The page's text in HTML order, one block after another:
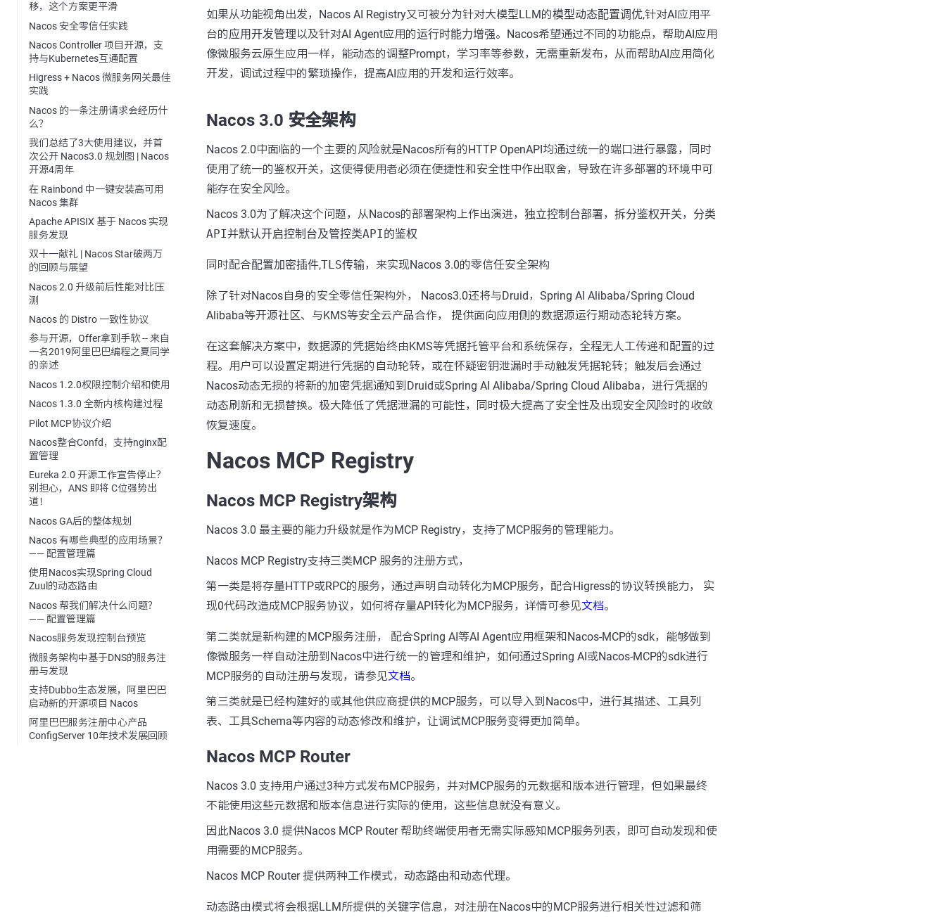
移，这个方案更平滑
Nacos 安全零信任实践
Nacos Controller 项目开源，支
持与Kubernetes互通配置
Higress + Nacos 微服务网关最佳
实践
Nacos 的一条注册请求会经历什
么？
我们总结了3大使用建议，并首
次公开 Nacos3.0 规划图 | Nacos
开源4周年
在 Rainbond 中一键安装高可用
Nacos 集群
Apache APISIX 基于 Nacos 实现
服务发现
双十一献礼 | Nacos Star破两万
的回顾与展望
Nacos 2.0 升级前后性能对比压
测
Nacos 的 Distro 一致性协议
参与开源，Offer拿到手软 -- 来自
一名2019阿里巴巴编程之夏同学
的亲述
Nacos 1.2.0权限控制介绍和使用
Nacos 1.3.0 全新内核构建过程
Pilot MCP协议介绍
Nacos整合Confd，支持nginx配
置管理
Eureka 2.0 开源工作宣告停止？
别担心，ANS 即将 C位强势出
道！
Nacos GA后的整体规划
Nacos 有哪些典型的应用场景？
—— 配置管理篇
使用Nacos实现Spring Cloud
Zuul的动态路由
Nacos 帮我们解决什么问题？
—— 配置管理篇
Nacos服务发现控制台预览
微服务架构中基于DNS的服务注
册与发现
支持Dubbo生态发展，阿里巴巴
启动新的开源项目 Nacos
阿里巴巴服务注册中心产品
ConfigServer 10年技术发展回顾
如果从功能视角出发，Nacos AI Registry又可被分为针对大模型LLM的模型动态配置调优,针对AI应用平
台的应用开发管理以及针对AI Agent应用的运行时能力增强。Nacos希望通过不同的功能点，帮助AI应用
像微服务云原生应用一样，能动态的调整Prompt，学习率等参数，无需重新发布，从而帮助AI应用简化
开发，调试过程中的繁琐操作，提高AI应用的开发和运行效率。
Nacos 3.0 安全架构
Nacos 2.0中面临的一个主要的风险就是Nacos所有的HTTP OpenAPI均通过统一的端口进行暴露，同时
使用了统一的鉴权开关，这使得使用者必须在便捷性和安全性中作出取舍，导致在许多部署的环境中可
能存在安全风险。
Nacos 3.0为了解决这个问题，从Nacos的部署架构上作出演进， 独立控制台部署， 拆分鉴权开关， 分类
API并默认开启控制台及管控类API的鉴权
同时配合配置加密插件,TLS传输，来实现Nacos 3.0的零信任安全架构
除了针对Nacos自身的安全零信任架构外， Nacos3.0还将与Druid，Spring AI Alibaba/Spring Cloud
Alibaba等开源社区、与KMS等安全云产品合作， 提供面向应用侧的数据源运行期动态轮转方案。
在这套解决方案中，数据源的凭据始终由KMS等凭据托管平台和系统保存，全程无人工传递和配置的过
程。用户可以设置定期进行凭据的自动轮转，或在怀疑密钥泄漏时手动触发凭据轮转；触发后会通过
Nacos动态无损的将新的加密凭据通知到Druid或Spring AI Alibaba/Spring Cloud Alibaba，进行凭据的
动态刷新和无损替换。极大降低了凭据泄漏的可能性，同时极大提高了安全性及出现安全风险时的收敛
恢复速度。
Nacos MCP Registry
Nacos MCP Registry架构
Nacos 3.0 最主要的能力升级就是作为MCP Registry，支持了MCP服务的管理能力。
Nacos MCP Registry支持三类MCP 服务的注册方式，
第一类是将存量HTTP或RPC的服务，通过声明自动转化为MCP服务，配合Higress的协议转换能力， 实
现0代码改造成MCP服务协议，如何将存量API转化为MCP服务，详情可参见文档。
第二类就是新构建的MCP服务注册， 配合Spring AI等AI Agent应用框架和Nacos-MCP的sdk，能够做到
像微服务一样自动注册到Nacos中进行统一的管理和维护，如何通过Spring AI或Nacos-MCP的sdk进行
MCP服务的自动注册与发现，请参见文档。
第三类就是已经构建好的或其他供应商提供的MCP服务，可以导入到Nacos中，进行其描述、工具列
表、工具Schema等内容的动态修改和维护，让调试MCP服务变得更加简单。
Nacos MCP Router
Nacos 3.0 支持用户通过3种方式发布MCP服务，并对MCP服务的元数据和版本进行管理，但如果最终
不能使用这些元数据和版本信息进行实际的使用，这些信息就没有意义。
因此Nacos 3.0 提供Nacos MCP Router 帮助终端使用者无需实际感知MCP服务列表，即可自动发现和使
用需要的MCP服务。
Nacos MCP Router 提供两种工作模式， 动态路由和动态代理。
动态路由模式将会根据LLM所提供的关键字信息，对注册在Nacos中的MCP服务进行相关性过滤和筛